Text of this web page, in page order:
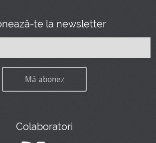
te la newsletter
Colaboratori